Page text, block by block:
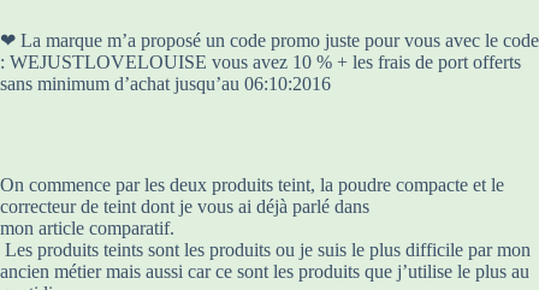
❤ La marque m’a proposé un code promo juste pour vous avec le code
: WEJUSTLOVELOUISE vous avez 10 % + les frais de port offerts
sans minimum d’achat jusqu’au 06:10:2016
On commence par les deux produits teint, la poudre compacte et le
correcteur de teint dont je vous ai déjà parlé dans
mon article comparatif.
Les produits teints sont les produits ou je suis le plus difficile par mon
ancien métier mais aussi car ce sont les produits que j’utilise le plus au